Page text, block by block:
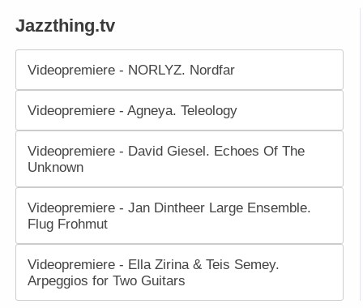
Jazzthing.tv
Videopremiere - NORLYZ. Nordfar
Videopremiere - Agneya. Teleology
Videopremiere - David Giesel. Echoes Of The
Unknown
Videopremiere - Jan Dintheer Large Ensemble.
Flug Frohmut
Videopremiere - Ella Zirina & Teis Semey.
Arpeggios for Two Guitars